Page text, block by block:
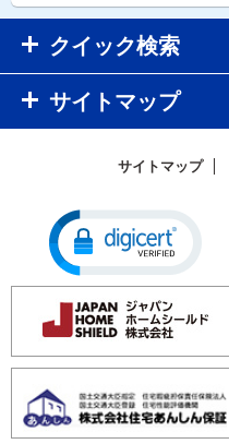
クイック検索
サイトマップ
サイトマップ